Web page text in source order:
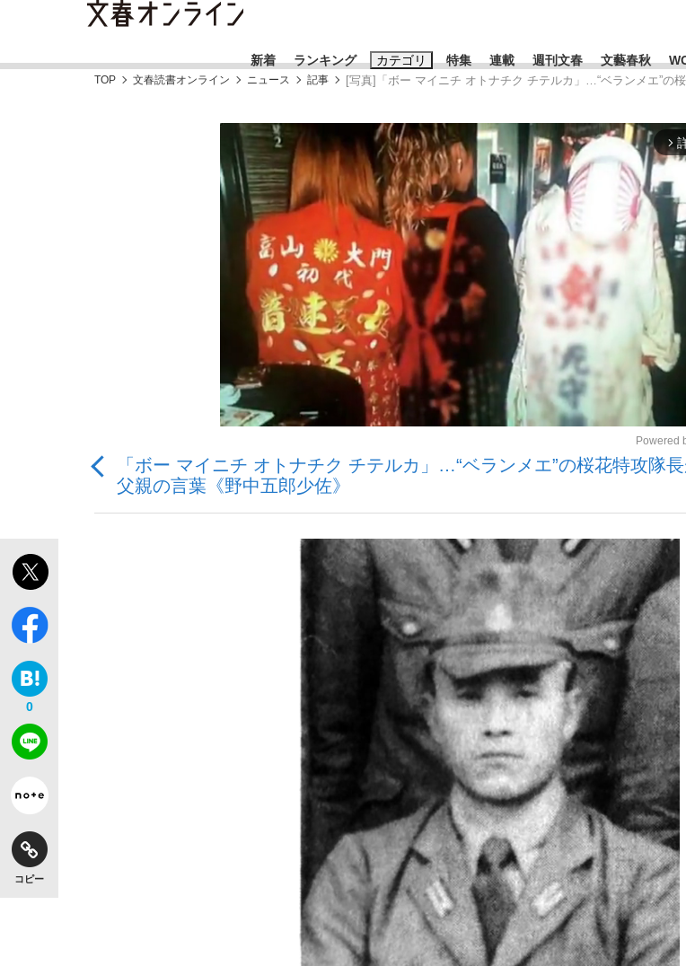
新着 ランキング カテゴリ
「90%は失敗する。でも…」本田圭佑が初めて明かした日本代表監督に... 「最
「敗因分析は一切聞かれなかった」侍ジャパン選手が証言した“NPB聞... 「クマ
「目標達成できなかったからと言って…」サッカー日本代表・森保一監督...
もっと見る
特集
観る将棋、読む将棋
もっと見る
連載 週刊文春 文藝春秋
おすすめのキーワードタグ一覧
#藤田晋 #三山凌輝 #高市早苗 #後藤真希 #森岡毅 #
#玉木雄一郎
#亀和田武
TOP 文春読書オンライン ニュース 記事 [写真]「ボー マイニチ オトナチク チテルカ」…“ベランメエ”の
arrow_forward_ios
Powered
「ボー マイニチ オトナチク チテルカ」…“ベランメエ”の桜花特攻隊
父親の言葉《野中五郎少佐》
0
コピー